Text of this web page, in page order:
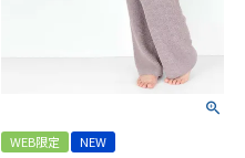
WEB限定
NEW